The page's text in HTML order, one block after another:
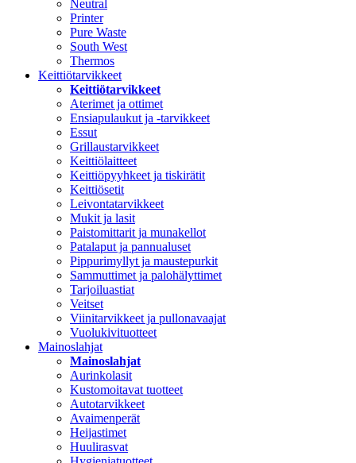
Neutral
Printer
Pure Waste
South West
Thermos
Keittiötarvikkeet
Keittiötarvikkeet
Aterimet ja ottimet
Ensiapulaukut ja -tarvikkeet
Essut
Grillaustarvikkeet
Keittiölaitteet
Keittiöpyyhkeet ja tiskirätit
Keittiösetit
Leivontatarvikkeet
Mukit ja lasit
Paistomittarit ja munakellot
Patalaput ja pannualuset
Pippurimyllyt ja maustepurkit
Sammuttimet ja palohälyttimet
Tarjoiluastiat
Veitset
Viinitarvikkeet ja pullonavaajat
Vuolukivituotteet
Mainoslahjat
Mainoslahjat
Aurinkolasit
Kustomoitavat tuotteet
Autotarvikkeet
Avaimenperät
Heijastimet
Huulirasvat